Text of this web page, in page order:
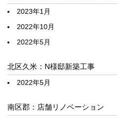
2023年1月
2022年10月
2022年5月
北区久米：N様邸新築工事
2022年5月
南区郡：店舗リノベーション